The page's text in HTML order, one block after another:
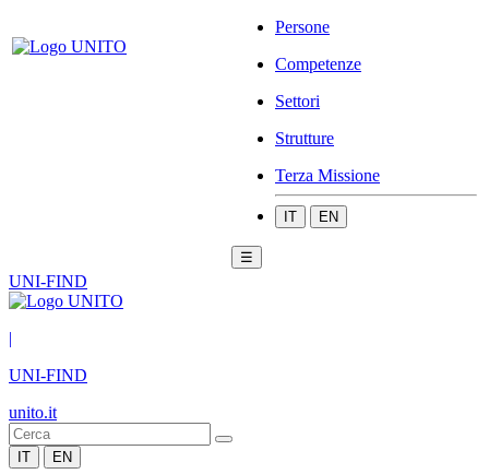
Persone
Competenze
Settori
Strutture
Terza Missione
IT EN
☰
UNI-FIND
|
UNI-FIND
unito.it
IT EN